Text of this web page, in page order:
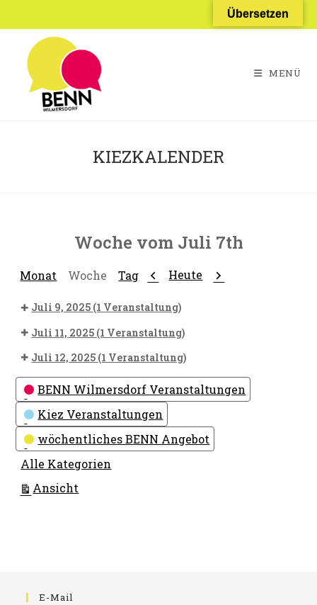
Inhalt
springen
MENÜ
KIEZKALENDER
Woche vom Juli 7th
Monat Woche Tag Zurück
Heute Weiter
Juli 9, 2025 (1 Veranstaltung)
Juli 11, 2025 (1 Veranstaltung)
Juli 12, 2025 (1 Veranstaltung)
Kategorien
BENN Wilmersdorf Veranstaltungen
Kiez Veranstaltungen
wöchentliches BENN Angebot
Alle Kategorien
Ansicht
E-Mail
Übersetzen